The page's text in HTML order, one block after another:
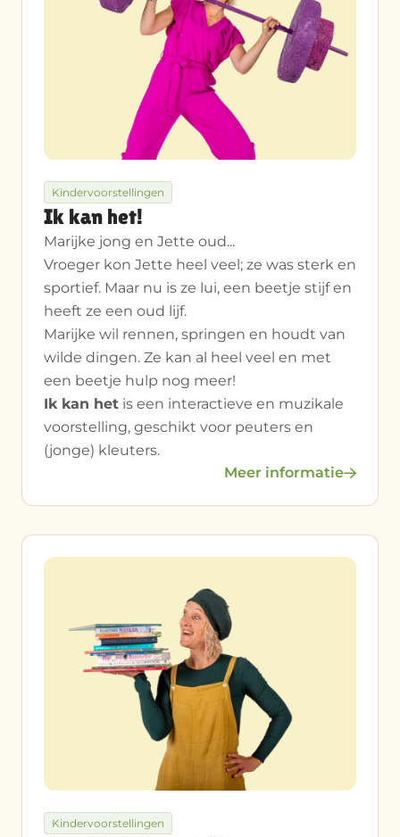
Kindervoorstellingen
Ik kan het!
Marijke jong en Jette oud...
Vroeger kon Jette heel veel; ze was sterk en
sportief. Maar nu is ze lui, een beetje stijf en
heeft ze een oud lijf.
Marijke wil rennen, springen en houdt van
wilde dingen. Ze kan al heel veel en met
een beetje hulp nog meer!
Ik kan het is een interactieve en muzikale
voorstelling, geschikt voor peuters en
(jonge) kleuters.
Meer informatie
Kindervoorstellingen